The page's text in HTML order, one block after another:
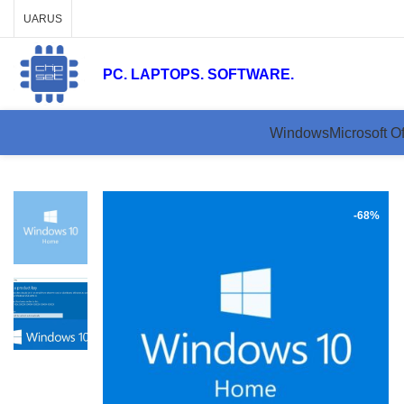
UARUS
PC. LAPTOPS. SOFTWARE.
WindowsMicrosoft
-68%